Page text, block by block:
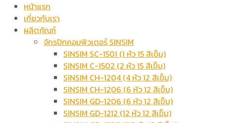
หน้าแรก
เกี่ยวกับเรา
ผลิตภัณฑ์
จักรปักคอมพิวเตอร์ SINSIM
SINSIM SC-1501 (1 หัว 15 สีเข็ม)
SINSIM C-1502 (2 หัว 15 สีเข็ม)
SINSIM CH-1204 (4 หัว 12 สีเข็ม)
SINSIM CH-1206 (6 หัว 12 สีเข็ม)
SINSIM GD-1206 (6 หัว 12 สีเข็ม)
SINSIM GD-1212 (12 หัว 12 สีเข็ม)